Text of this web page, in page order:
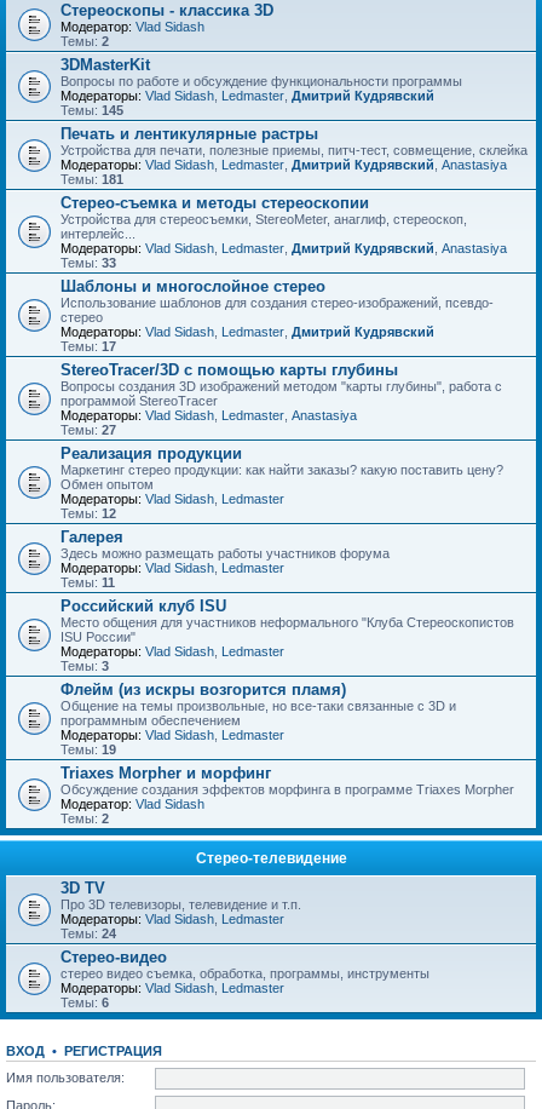
Стереоскопы - классика 3D
Модератор: Vlad Sidash
Темы: 2
3DMasterKit
Вопросы по работе и обсуждение функциональности программы
Модераторы: Vlad Sidash Ledmaster Дмитрий Кудрявский
Темы: 145
Печать и лентикулярные растры
Устройства для печати, полезные приемы, питч-тест, совмещение, склейка
Модераторы: Vlad Sidash Ledmaster Дмитрий Кудрявский Anastasiya
Темы: 181
Стерео-съемка и методы стереоскопии
Устройства для стереосъемки, StereoMeter, анаглиф, стереоскоп,
интерлейс...
Модераторы: Vlad Sidash Ledmaster Дмитрий Кудрявский Anastasiya
Темы: 33
Шаблоны и многослойное стерео
Использование шаблонов для создания стерео-изображений, псевдо-
стерео
Модераторы: Vlad Sidash Ledmaster Дмитрий Кудрявский
Темы: 17
StereoTracer/3D с помощью карты глубины
Вопросы создания 3D изображений методом "карты глубины", работа с
программой StereoTracer
Модераторы: Vlad Sidash Ledmaster Anastasiya
Темы: 27
Реализация продукции
Маркетинг стерео продукции: как найти заказы? какую поставить цену?
Обмен опытом
Модераторы: Vlad Sidash Ledmaster
Темы: 12
Галерея
Здесь можно размещать работы участников форума
Модераторы: Vlad Sidash Ledmaster
Темы: 11
Российский клуб ISU
Место общения для участников неформального "Клуба Стереоскопистов
ISU России"
Модераторы: Vlad Sidash Ledmaster
Темы: 3
Флейм (из искры возгорится пламя)
Общение на темы произвольные, но все-таки связанные с 3D и
программным обеспечением
Модераторы: Vlad Sidash Ledmaster
Темы: 19
Triaxes Morpher и морфинг
Обсуждение создания эффектов морфинга в программе Triaxes Morpher
Модератор: Vlad Sidash
Темы: 2
Стерео-телевидение
3D TV
Про 3D телевизоры, телевидение и т.п.
Модераторы: Vlad Sidash Ledmaster
Темы: 24
Стерео-видео
стерео видео съемка, обработка, программы, инструменты
Модераторы: Vlad Sidash Ledmaster
Темы: 6
ВХОД • РЕГИСТРАЦИЯ
Имя пользователя:
Пароль: